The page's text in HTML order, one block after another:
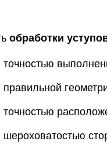
обработки
точностью
правильной
точностью
шероховатостью